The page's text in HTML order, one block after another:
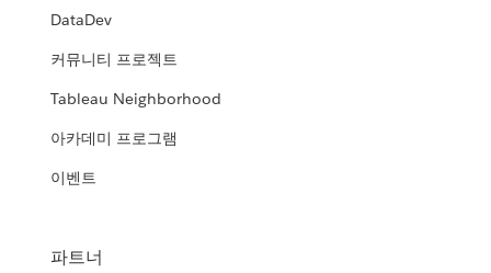
DataDev
커뮤니티 프로젝트
Tableau Neighborhood
아카데미 프로그램
이벤트
파트너